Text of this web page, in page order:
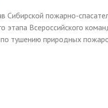
Сибирской пожарно-
этапа Всероссийского
тушению природных